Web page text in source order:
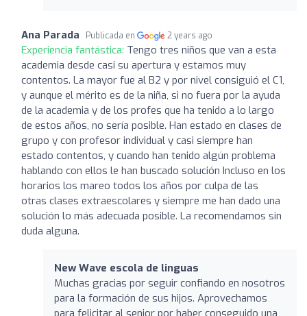
Ana Parada Publicada en 2 years ago
Experiencia fantástica: Tengo tres niños que van a esta
academia desde casi su apertura y estamos muy
contentos. La mayor fue al B2 y por nivel consiguió el C1,
y aunque el mérito es de la niña, si no fuera por la ayuda
de la academia y de los profes que ha tenido a lo largo
de estos años, no sería posible. Han estado en clases de
grupo y con profesor individual y casi siempre han
estado contentos, y cuando han tenido algún problema
hablando con ellos le han buscado solución Incluso en los
horarios los mareo todos los años por culpa de las
otras clases extraescolares y siempre me han dado una
solución lo más adecuada posible. La recomendamos sin
duda alguna.
New Wave escola de linguas
Muchas gracias por seguir confiando en nosotros
para la formación de sus hijos. Aprovechamos
para felicitar al senior por haber conseguido una